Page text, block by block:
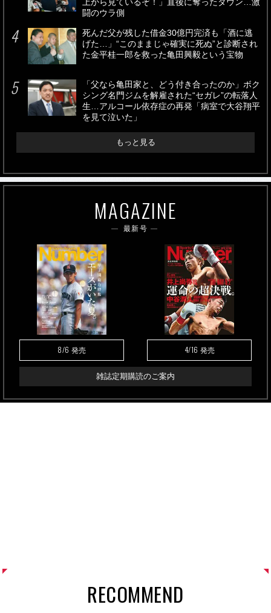
上から見ているぞ！」直後に奪ったダウン…激
闘のウラ側
死んだ父が残した借金30億円完済も「酒に逃
げた…」“このままじゃ確実に死ぬ”と診断され
た金平桂一郎を救った亀田興毅という宝物
「父なら亀田家と、どう付き合ったのか」ボク
シング名門ジムを解雇された“セガレ”の転落人
生…アルコール依存症の再発「病室で大谷翔平
を見て泣いた」
もっと見る
MAGAZINE
最新号
8/6 発売 4/16 発売
雑誌定期購読のご案内
RECOMMEND